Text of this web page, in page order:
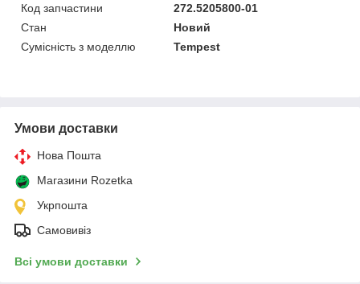
Код запчастини
272.5205800-01
Стан
Новий
Сумісність з моделлю
Tempest
Умови доставки
Нова Пошта
Магазини Rozetka
Укрпошта
Самовивіз
Всі умови доставки